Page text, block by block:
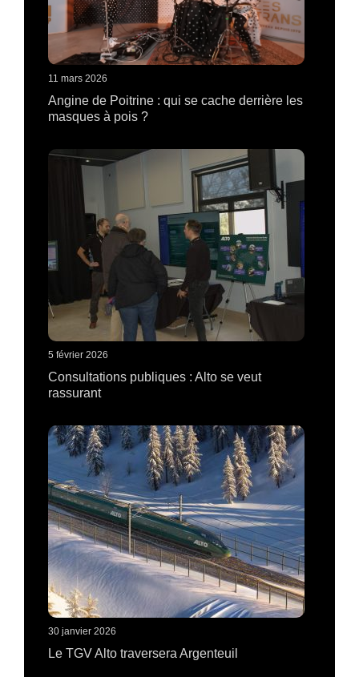
11 mars 2026
Angine de Poitrine : qui se cache derrière les
masques à pois ?
5 février 2026
Consultations publiques : Alto se veut
rassurant
30 janvier 2026
Le TGV Alto traversera Argenteuil